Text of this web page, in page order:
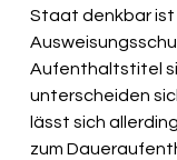
Staat denkbar
Aufenthaltstitel
unterscheiden
lässt sich
zum